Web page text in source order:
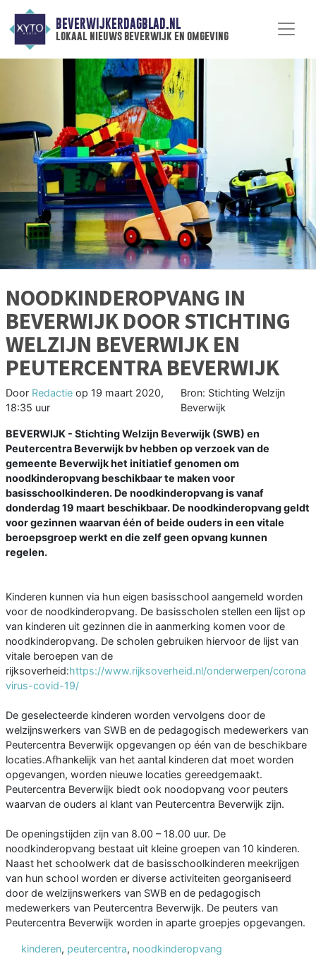
BEVERWIJKERDAGBLAD.NL
lokaal nieuws beverwijk en omgeving
NOODKINDEROPVANG IN
BEVERWIJK DOOR STICHTING
WELZIJN BEVERWIJK EN
PEUTERCENTRA BEVERWIJK
Door Redactie op 19 maart 2020,
18:35 uur
Bron: Stichting Welzijn
Beverwijk
BEVERWIJK - Stichting Welzijn Beverwijk (SWB) en
Peutercentra Beverwijk bv hebben op verzoek van de
gemeente Beverwijk het initiatief genomen om
noodkinderopvang beschikbaar te maken voor
basisschoolkinderen. De noodkinderopvang is vanaf
donderdag 19 maart beschikbaar. De noodkinderopvang geldt
voor gezinnen waarvan één of beide ouders in een vitale
beroepsgroep werkt en die zelf geen opvang kunnen
regelen.
Kinderen kunnen via hun eigen basisschool aangemeld worden
voor de noodkinderopvang. De basisscholen stellen een lijst op
van kinderen uit gezinnen die in aanmerking komen voor de
noodkinderopvang. De scholen gebruiken hiervoor de lijst van
vitale beroepen van de
rijksoverheid:https://www.rijksoverheid.nl/onderwerpen/corona
virus-covid-19/
De geselecteerde kinderen worden vervolgens door de
welzijnswerkers van SWB en de pedagogisch medewerkers van
Peutercentra Beverwijk opgevangen op één van de beschikbare
locaties.Afhankelijk van het aantal kinderen dat moet worden
opgevangen, worden nieuwe locaties gereedgemaakt.
Peutercentra Beverwijk biedt ook noodopvang voor peuters
waarvan de ouders al klant van Peutercentra Beverwijk zijn.
De openingstijden zijn van 8.00 – 18.00 uur. De
noodkinderopvang bestaat uit kleine groepen van 10 kinderen.
Naast het schoolwerk dat de basisschoolkinderen meekrijgen
van hun school worden er diverse activiteiten georganiseerd
door de welzijnswerkers van SWB en de pedagogisch
medewerkers van Peutercentra Beverwijk. De peuters van
Peutercentra Beverwijk worden in aparte groepjes opgevangen.
kinderen, peutercentra, noodkinderopvang